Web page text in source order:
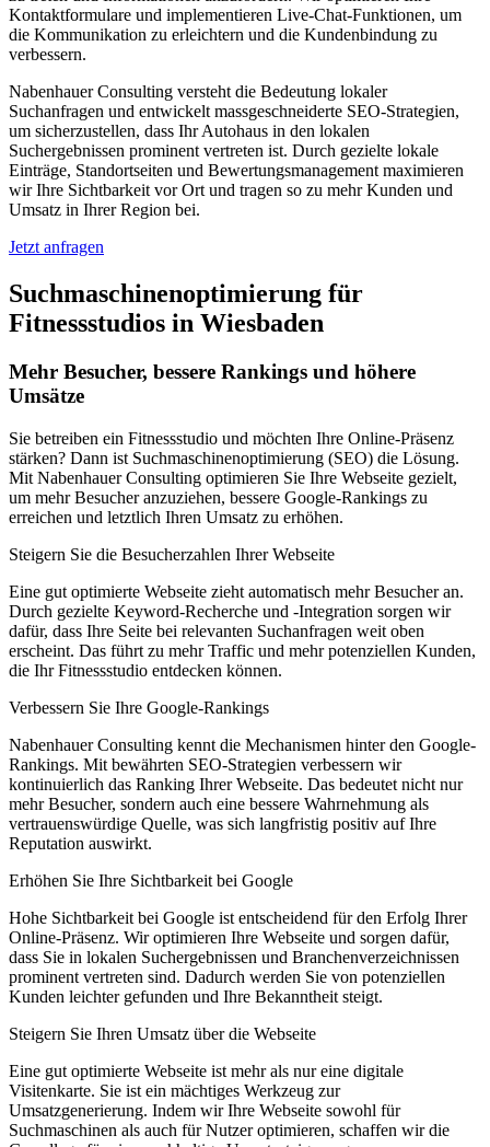
Kontaktformulare und implementieren Live-Chat-Funktionen, um
die Kommunikation zu erleichtern und die Kundenbindung zu
verbessern.
Nabenhauer Consulting versteht die Bedeutung lokaler
Suchanfragen und entwickelt massgeschneiderte SEO-Strategien,
um sicherzustellen, dass Ihr Autohaus in den lokalen
Suchergebnissen prominent vertreten ist. Durch gezielte lokale
Einträge, Standortseiten und Bewertungsmanagement maximieren
wir Ihre Sichtbarkeit vor Ort und tragen so zu mehr Kunden und
Umsatz in Ihrer Region bei.
Jetzt anfragen
Suchmaschinenoptimierung für
Fitnessstudios in Wiesbaden
Mehr Besucher, bessere Rankings und höhere
Umsätze
Sie betreiben ein Fitnessstudio und möchten Ihre Online-Präsenz
stärken? Dann ist Suchmaschinenoptimierung (SEO) die Lösung.
Mit Nabenhauer Consulting optimieren Sie Ihre Webseite gezielt,
um mehr Besucher anzuziehen, bessere Google-Rankings zu
erreichen und letztlich Ihren Umsatz zu erhöhen.
Steigern Sie die Besucherzahlen Ihrer Webseite
Eine gut optimierte Webseite zieht automatisch mehr Besucher an.
Durch gezielte Keyword-Recherche und -Integration sorgen wir
dafür, dass Ihre Seite bei relevanten Suchanfragen weit oben
erscheint. Das führt zu mehr Traffic und mehr potenziellen Kunden,
die Ihr Fitnessstudio entdecken können.
Verbessern Sie Ihre Google-Rankings
Nabenhauer Consulting kennt die Mechanismen hinter den Google-
Rankings. Mit bewährten SEO-Strategien verbessern wir
kontinuierlich das Ranking Ihrer Webseite. Das bedeutet nicht nur
mehr Besucher, sondern auch eine bessere Wahrnehmung als
vertrauenswürdige Quelle, was sich langfristig positiv auf Ihre
Reputation auswirkt.
Erhöhen Sie Ihre Sichtbarkeit bei Google
Hohe Sichtbarkeit bei Google ist entscheidend für den Erfolg Ihrer
Online-Präsenz. Wir optimieren Ihre Webseite und sorgen dafür,
dass Sie in lokalen Suchergebnissen und Branchenverzeichnissen
prominent vertreten sind. Dadurch werden Sie von potenziellen
Kunden leichter gefunden und Ihre Bekanntheit steigt.
Steigern Sie Ihren Umsatz über die Webseite
Eine gut optimierte Webseite ist mehr als nur eine digitale
Visitenkarte. Sie ist ein mächtiges Werkzeug zur
Umsatzgenerierung. Indem wir Ihre Webseite sowohl für
Suchmaschinen als auch für Nutzer optimieren, schaffen wir die